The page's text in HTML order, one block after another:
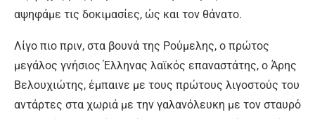
αψηφάμε τις δοκιμασίες, ώς και τον θάνατο.
Λίγο πιο πριν, στα βουνά της Ρούμελης, ο πρώτος
μεγάλος γνήσιος Έλληνας λαϊκός επαναστάτης, ο Άρης
Βελουχιώτης, έμπαινε με τους πρώτους λιγοστούς του
αντάρτες στα χωριά με την γαλανόλευκη με τον σταυρό